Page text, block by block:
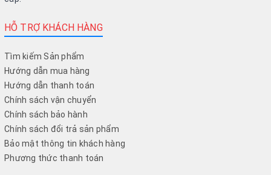
HỖ TRỢ KHÁCH HÀNG
Tìm kiếm Sản phẩm
Hướng dẫn mua hàng
Hướng dẫn thanh toán
Chính sách vận chuyển
Chính sách bảo hành
Chính sách đổi trả sản phẩm
Bảo mật thông tin khách hàng
Phương thức thanh toán